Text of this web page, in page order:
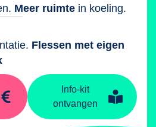
Meer ruimte in koeling.
Flessen met eigen
Info-kit
ontvangen